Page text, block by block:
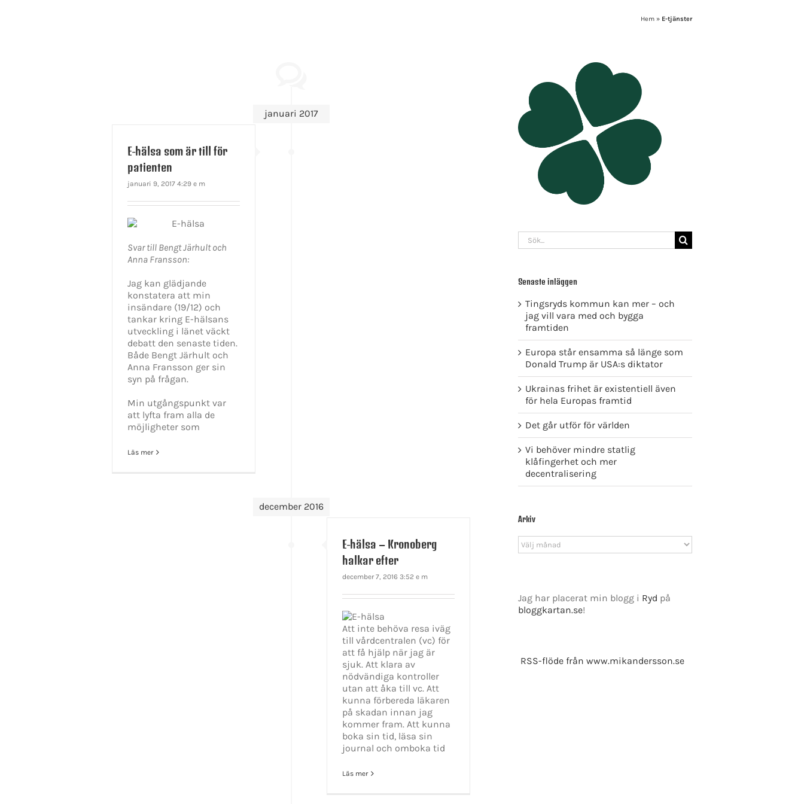
Hem » E-tjänster
januari 2017
E-hälsa som är till för
patienten
januari 9, 2017 4:29 e m
Svar till Bengt Järhult och
Anna Fransson:
Jag kan glädjande
konstatera att min
insändare (19/12) och
tankar kring E-hälsans
utveckling i länet väckt
debatt den senaste tiden.
Både Bengt Järhult och
Anna Fransson ger sin
syn på frågan.
Min utgångspunkt var
att lyfta fram alla de
möjligheter som
Läs mer
december 2016
E-hälsa – Kronoberg
halkar efter
december 7, 2016 3:52 e m
Att inte behöva resa iväg
till vårdcentralen (vc) för
att få hjälp när jag är
sjuk. Att klara av
nödvändiga kontroller
utan att åka till vc. Att
kunna förbereda läkaren
på skadan innan jag
kommer fram. Att kunna
boka sin tid, läsa sin
journal och omboka tid
Läs mer
Sök
efter:
Senaste inläggen
Tingsryds kommun kan mer – och
jag vill vara med och bygga
framtiden
Europa står ensamma så länge som
Donald Trump är USA:s diktator
Ukrainas frihet är existentiell även
för hela Europas framtid
Det går utför för världen
Vi behöver mindre statlig
klåfingerhet och mer
decentralisering
Arkiv
Arkiv
Jag har placerat min blogg i Ryd på
bloggkartan.se!
RSS-flöde från www.mikandersson.se
GET SOCIAL